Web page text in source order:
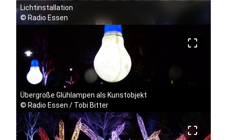
Lichtinstallation
© Radio Essen
crop_free
Übergroße Glühlampen als Kunstobjekt
© Radio Essen / Tobi Bitter
crop_free